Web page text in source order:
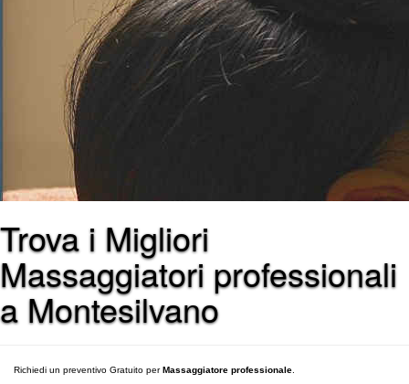
Trova i Migliori
Massaggiatori professionali
a Montesilvano
Richiedi un preventivo Gratuito perMassaggiatore professionale